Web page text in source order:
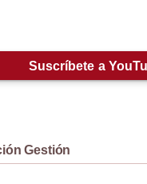
Suscríbete a
Gestión